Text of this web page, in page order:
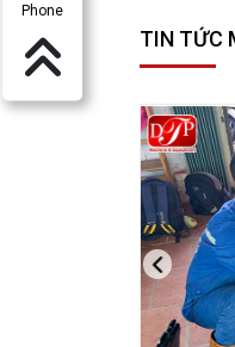
Phone
TIN TỨC